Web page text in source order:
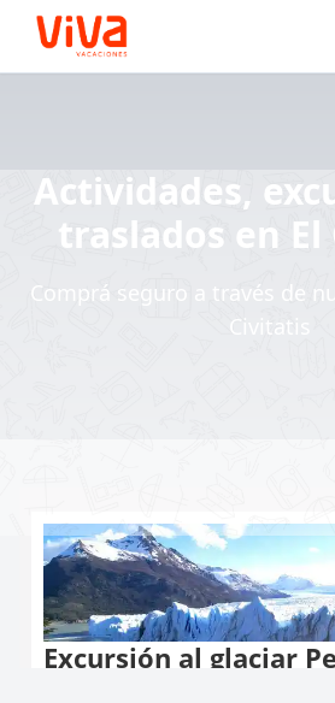
Actividades,
traslados en El
Comprá seguro a través de
Civitatis